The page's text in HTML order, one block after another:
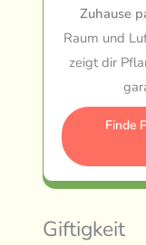
Zuhause
Raum und
zeigt dir
Finde
Giftigkeit